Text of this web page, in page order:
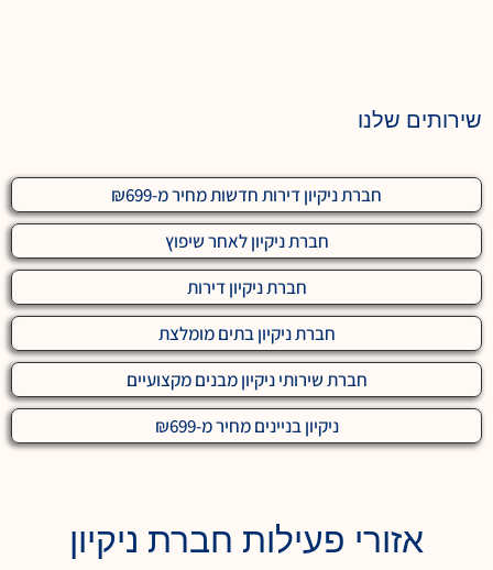
שירותים שלנו
חברת ניקיון דירות חדשות מחיר מ-₪699
חברת ניקיון לאחר שיפוץ
חברת ניקיון דירות
חברת ניקיון בתים מומלצת
חברת שירותי ניקיון מבנים מקצועיים
ניקיון בניינים מחיר מ-₪699
אזורי פעילות חברת ניקיון